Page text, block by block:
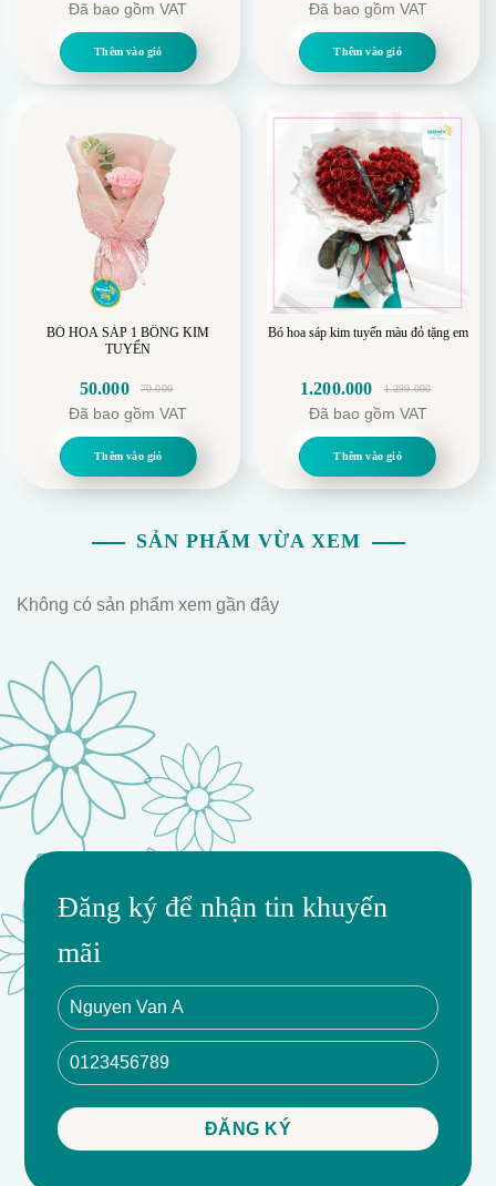
gốc
hiện
Đã bao gồm VAT
Thêm vào giỏ
gốc
hiện
Đã bao gồm VAT
Thêm vào giỏ
BÓ HOA SÁP 1 BÔNG KIM
TUYẾN
70.000
gốc
50.000
hiện
Đã bao gồm VAT
Thêm vào giỏ
Bó hoa sáp kim tuyến màu đỏ tặng em
1.299.000
gốc
là:
1.299.000.
1.200.000
hiện
tại
là:
1.200.000.
Đã bao gồm VAT
Thêm vào giỏ
SẢN PHẨM VỪA XEM
Không có sản phẩm xem gần đây
Đăng ký để nhận tin khuyến
mãi